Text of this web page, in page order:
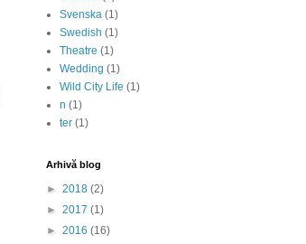
Svenska (1)
Swedish (1)
Theatre (1)
Wedding (1)
Wild City Life (1)
n (1)
ter (1)
Arhivă blog
► 2018 (2)
► 2017 (1)
► 2016 (16)